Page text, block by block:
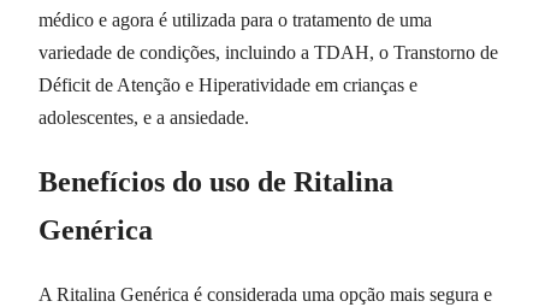
médico e agora é utilizada para o tratamento de uma
variedade de condições, incluindo a TDAH, o Transtorno de
Déficit de Atenção e Hiperatividade em crianças e
adolescentes, e a ansiedade.
Benefícios do uso de Ritalina
Genérica
A Ritalina Genérica é considerada uma opção mais segura e